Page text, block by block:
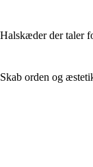
Halskæder der taler
Skab orden og